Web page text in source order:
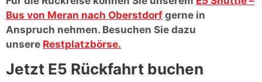
Bus von Meran nach Oberstdorf gerne in
Anspruch nehmen. Besuchen Sie dazu
unsere Restplatzbörse.
Jetzt E5 Rückfahrt buchen